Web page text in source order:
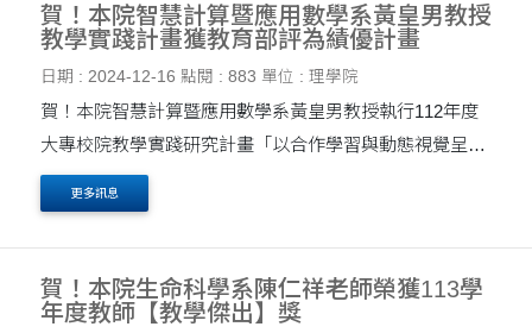
賀！本院智慧計算暨應用數學系黃皇男教授
教學實踐計畫獲教育部評為績優計畫
日期 : 2024-12-16 點閱 : 883 單位 : 理學院
賀！本院智慧計算暨應用數學系黃皇男教授執行112年度
大專校院教學實踐研究計畫「以合作學習與動態視覺呈現
更多訊息
賀！本院生命科學系陳仁祥老師榮獲113學
年度教師【教學傑出】獎